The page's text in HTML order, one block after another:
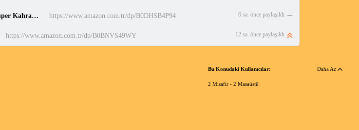
LEGO DC Superman Robotu, Lex Luthor’a Karşı 76302-6 Yaş ve Üzeri Süper Kahraman Sevenler için Yaratıcı Oyuncak Yapım Seti, Doğum Günü Hediyesi (120 Parça) : Amazon.com.tr: Oyuncak https://www.amazon.com.tr/dp/B0DHSB4P94 6 sa. önce paylaşıldı
https://www.amazon.com.tr/dp/B0BNVS49WY 12 sa. önce paylaşıldı
Bu Konudaki Kullanıcılar: Daha Az
2 Misafir - 2 Masaüstü